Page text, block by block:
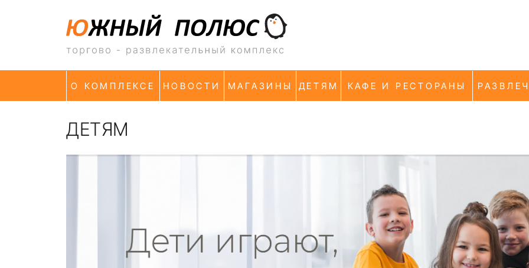
О КОМПЛЕКСЕ
НОВОСТИ МАГАЗИНЫ ДЕТЯМ КАФЕ И РЕСТОРАНЫ
ДЕТЯМ